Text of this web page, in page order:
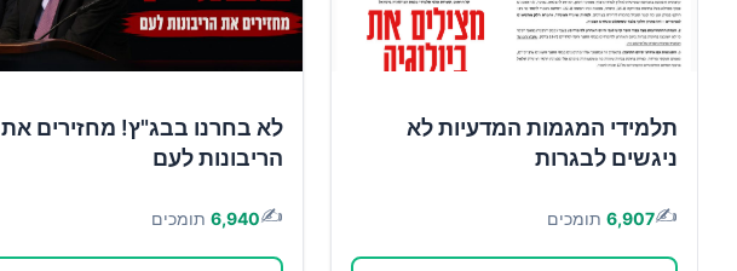
תלמידי המגמות המדעיות לא
ניגשים לבגרות
✍️
6,907 תומכים
לא בחרנו בבג"ץ! מחזירים את
הריבונות לעם
✍️
6,940 תומכים